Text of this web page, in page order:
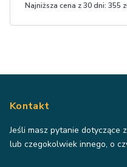
Najniższa cena z 30 dni: 355
Kontakt
Jeśli masz pytanie dotyczące
lub czegokolwiek innego, o